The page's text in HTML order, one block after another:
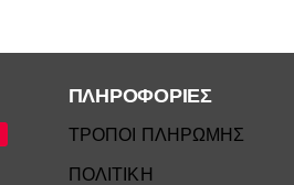
ΠΛΗΡΟΦΟΡΙΕΣ
ΤΡΟΠΟΙ ΠΛΗΡΩΜΗΣ
ΠΟΛΙΤΙΚΗ